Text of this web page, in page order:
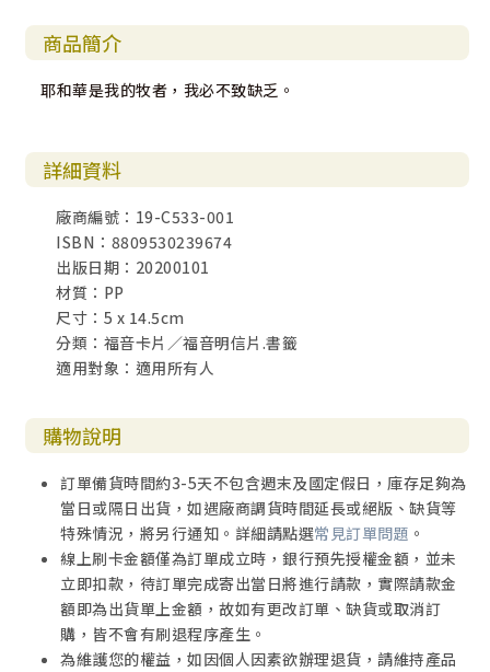
商品簡介
耶和華是我的牧者，我必不致缺乏。
詳細資料
廠商編號：19-C533-001
ISBN：8809530239674
出版日期：20200101
材質：PP
尺寸：5 x 14.5cm
分類：福音卡片／福音明信片.書籤
適用對象：適用所有人
購物說明
訂單備貨時間約3-5天不包含週末及國定假日，庫存足夠為
當日或隔日出貨，如遇廠商調貨時間延長或絕版、缺貨等
特殊情況，將另行通知。詳細請點選常見訂單問題 。
線上刷卡金額僅為訂單成立時，銀行預先授權金額，並未
立即扣款，待訂單完成寄出當日將進行請款，實際請款金
額即為出貨單上金額，故如有更改訂單、缺貨或取消訂
購，皆不會有刷退程序產生。
為維護您的權益，如因個人因素欲辦理退貨，請維持產品